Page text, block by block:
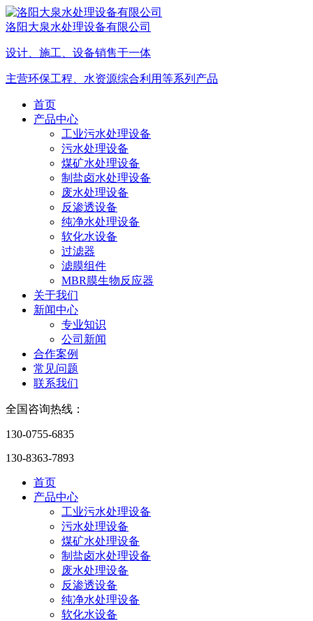
洛阳大泉水处理设备有限公司
设计、施工、设备销售于一体
主营环保工程、水资源综合利用等系列产品
首页
产品中心
工业污水处理设备
污水处理设备
煤矿水处理设备
制盐卤水处理设备
废水处理设备
反渗透设备
纯净水处理设备
软化水设备
过滤器
滤膜组件
MBR膜生物反应器
关于我们
新闻中心
专业知识
公司新闻
合作案例
常见问题
联系我们
全国咨询热线：
130-0755-6835
130-8363-7893
首页
产品中心
工业污水处理设备
污水处理设备
煤矿水处理设备
制盐卤水处理设备
废水处理设备
反渗透设备
纯净水处理设备
软化水设备